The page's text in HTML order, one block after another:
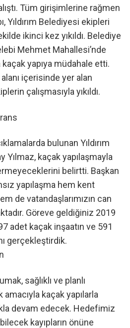
Tüm girişimlerine rağmen
Yıldırım Belediyesi ekipleri
ikinci kez yıkıldı. Belediye
Mehmet Mahallesi’nde
yapıya müdahale etti.
içerisinde yer alan
çalışmasıyla yıkıldı.
bulunan Yıldırım
Yılmaz, kaçak yapılaşmayla
belirtti. Başkan
yapılaşma hem kent
de vatandaşlarımızın can
Göreve geldiğiniz 2019
adet kaçak inşaatın ve 591
gerçekleştirdik.
sağlıklı ve planlı
kaçak yapılarla
devam edecek. Hedefimiz
kayıpların önüne